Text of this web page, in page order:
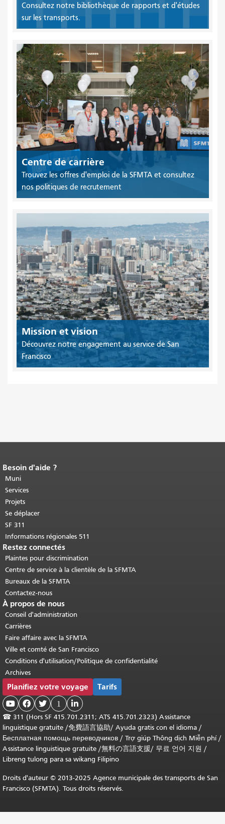
Consultez notre bibliothèque de rapports et d'études
sur les transports.
Centre de carrière
Trouvez les offres d'emploi de la SFMTA et consultez
nos politiques de recrutement
Mission et vision
Découvrez notre engagement au service de San
Francisco
Fin du contenu de la page.
cette page se répète sur chaque page.
Retour au haut du contenu principal
Besoin d'aide ?
Muni
Services
Projets
Se déplacer
SF 311
Informations régionales 511
Restez connectés
Plaintes pour discrimination
Centre de service à la clientèle de la SFMTA
Bureaux de la SFMTA
Contactez-nous
À propos de nous
Conseil d'administration
Carrières
Faire affaire avec la SFMTA
Ville et comté de San Francisco
Conditions d'utilisation/Politique de confidentialité
Archives
Planifiez votre voyage Tarifs
   1 
☎ 311 (Hors SF 415.701.2311; ATS 415.701.2323) Assistance
linguistique gratuite /免費語言協助/ Ayuda gratis con el idioma /
Бесплатная помощь переводчиков / Trợ giúp Thông dịch Miễn phí/
Assistance linguistique gratuite /無料の言語支援/ 무료 언어 지원 /
Libreng tulong para sa wikang Filipino
Droits d'auteur © 2013-2025 Agence municipale des transports de San
Francisco (SFMTA). Tous droits réservés.